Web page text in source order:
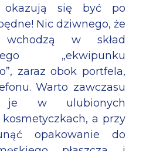
okazują się być po
Nic dziwnego, że
wchodzą w skład
„ekwipunku
zaraz obok portfela,
Warto zawczasu
je w ulubionych
a przy
opakowanie do